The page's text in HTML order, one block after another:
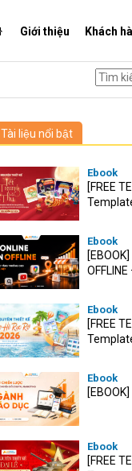
Giới thiệu Khách
Tài liệu nổi bật
Ebook
[FREE
Ebook
Ebook
[FREE
Ebook
Ebook
[FREE